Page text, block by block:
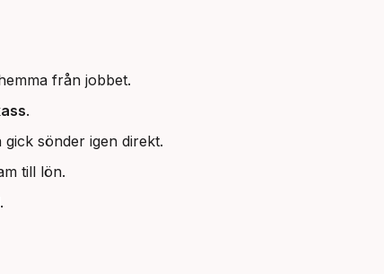
från jobbet.
.
sönder igen direkt.
till lön.